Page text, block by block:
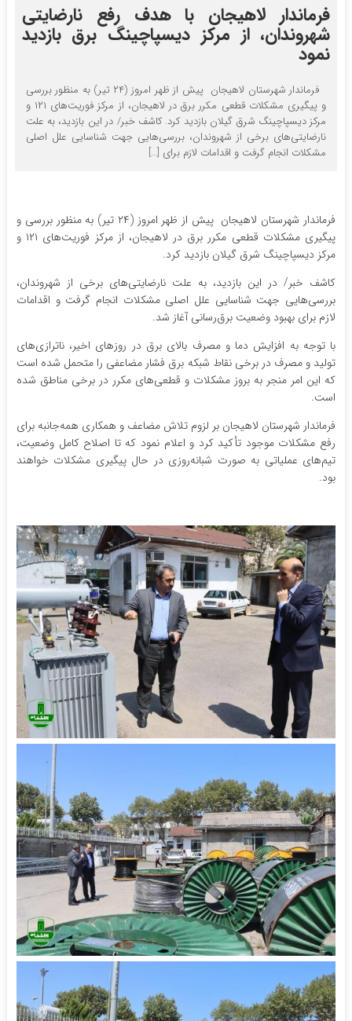
فرماندار لاهیجان با هدف رفع نارضایتی
شهروندان، از مرکز دیسپاچینگ برق بازدید
نمود
فرماندار شهرستان لاهیجان پیش از ظهر امروز (۲۴ تیر) به منظور بررسی
و پیگیری مشکلات قطعی مکرر برق در لاهیجان، از مرکز فوریت‌های ۱۲۱ و
مرکز دیسپاچینگ شرق گیلان بازدید کرد. کاشف خبر/ در این بازدید، به علت
نارضایتی‌های برخی از شهروندان، بررسی‌هایی جهت شناسایی علل اصلی
مشکلات انجام گرفت و اقدامات لازم برای […]
فرماندار شهرستان لاهیجان پیش از ظهر امروز (۲۴ تیر) به منظور بررسی و
پیگیری مشکلات قطعی مکرر برق در لاهیجان، از مرکز فوریت‌های ۱۲۱ و
مرکز دیسپاچینگ شرق گیلان بازدید کرد.
کاشف خبر/ در این بازدید، به علت نارضایتی‌های برخی از شهروندان،
بررسی‌هایی جهت شناسایی علل اصلی مشکلات انجام گرفت و اقدامات
لازم برای بهبود وضعیت برق‌رسانی آغاز شد.
با توجه به افزایش دما و مصرف بالای برق در روزهای اخیر، ناترازی‌های
تولید و مصرف در برخی نقاط شبکه برق فشار مضاعفی را متحمل شده است
که این امر منجر به بروز مشکلات و قطعی‌های مکرر در برخی مناطق شده
است.
فرماندار شهرستان لاهیجان بر لزوم تلاش مضاعف و همکاری همه‌جانبه برای
رفع مشکلات موجود تأکید کرد و اعلام نمود که تا اصلاح کامل وضعیت،
تیم‌های عملیاتی به صورت شبانه‌روزی در حال پیگیری مشکلات خواهند
بود.